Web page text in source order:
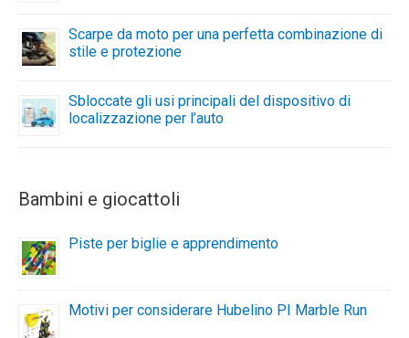
Scarpe da moto per una perfetta combinazione di
stile e protezione
Sbloccate gli usi principali del dispositivo di
localizzazione per l’auto
Bambini e giocattoli
Piste per biglie e apprendimento
Motivi per considerare Hubelino PI Marble Run